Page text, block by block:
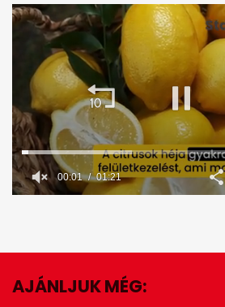
minute,
seconds
00:02 01:21
EZ IS ÉRDEKELHET
AJÁNLJUK MÉG: